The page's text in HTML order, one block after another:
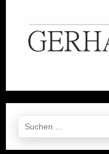
nach: